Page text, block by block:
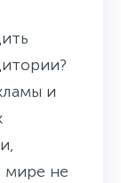
и
мире не